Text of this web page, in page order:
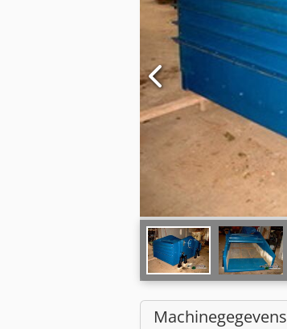
Machinegegevens